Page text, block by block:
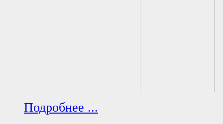
Подробнее ...